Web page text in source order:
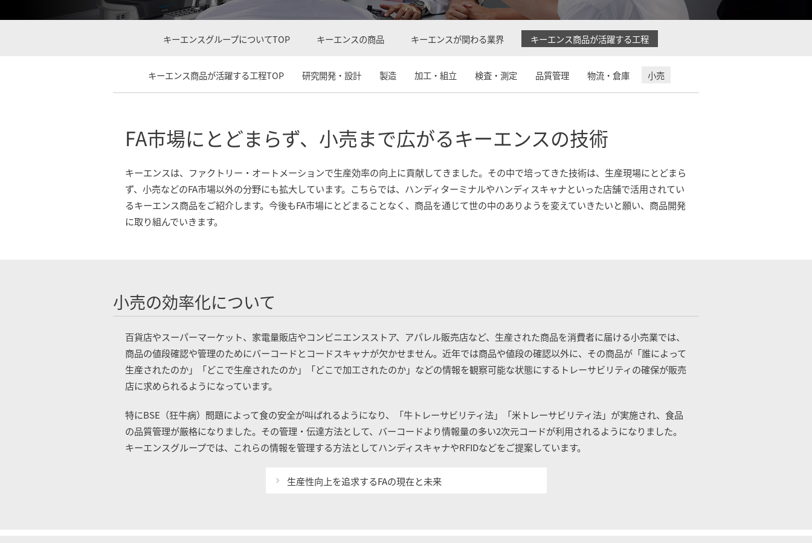
キーエンスグループについてTOP キーエンスの商品 キーエンスが関わる業界 キーエンス商品が活躍する工程
キーエンス商品が活躍する工程TOP 研究開発・設計 製造 加工・組立 検査・測定 品質管理 物流・倉庫 小売
FA市場にとどまらず、小売まで広がるキーエンスの技術
キーエンスは、ファクトリー・オートメーションで生産効率の向上に貢献してきました。その中で培ってきた技術は、生産現場にとどまら
ず、小売などのFA市場以外の分野にも拡大しています。こちらでは、ハンディターミナルやハンディスキャナといった店舗で活用されてい
るキーエンス商品をご紹介します。今後もFA市場にとどまることなく、商品を通じて世の中のありようを変えていきたいと願い、商品開発
に取り組んでいきます。
小売の効率化について
百貨店やスーパーマーケット、家電量販店やコンビニエンスストア、アパレル販売店など、生産された商品を消費者に届ける小売業では、
商品の値段確認や管理のためにバーコードとコードスキャナが欠かせません。近年では商品や値段の確認以外に、その商品が「誰によって
生産されたのか」「どこで生産されたのか」「どこで加工されたのか」などの情報を観察可能な状態にするトレーサビリティの確保が販売
店に求められるようになっています。
特にBSE（狂牛病）問題によって食の安全が叫ばれるようになり、「牛トレーサビリティ法」「米トレーサビリティ法」が実施され、食品
の品質管理が厳格になりました。その管理・伝達方法として、バーコードより情報量の多い2次元コードが利用されるようになりました。
キーエンスグループでは、これらの情報を管理する方法としてハンディスキャナやRFIDなどをご提案しています。
生産性向上を追求するFAの現在と未来